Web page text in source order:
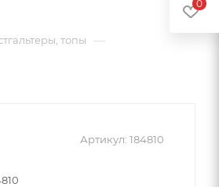
топы —
Артикул: 184810
0